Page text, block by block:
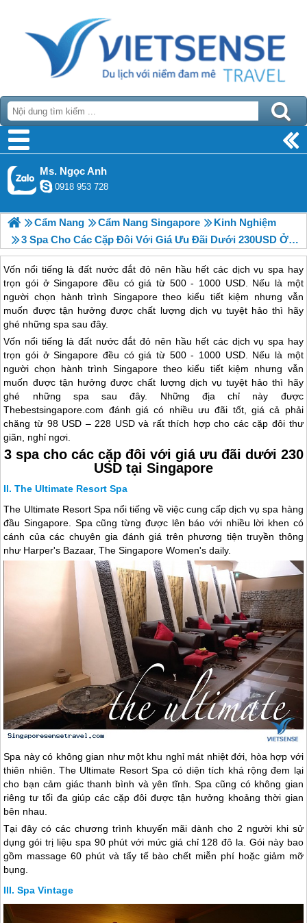
Ms. Ngọc Anh
0918 953 728
Cẩm Nang Cẩm Nang Singapore
Kinh Nghiệm
3 Spa Cho Các Cặp Đôi Với Giá Ưu Đãi Dưới 230USD Ở Singapore
Vốn nổi tiếng là đất nước đắt đỏ nên hầu hết các dịch vụ spa hay
trọn gói ở Singapore đều có giá từ 500 - 1000 USD. Nếu là một
người chọn hành trình Singapore theo kiểu tiết kiệm nhưng vẫn
muốn được tận hưởng được chất lượng dịch vụ tuyệt hảo thì hãy
ghé những spa sau đây.
Vốn nổi tiếng là đất nước đắt đỏ nên hầu hết các dịch vụ spa hay
trọn gói ởSingapore đều có giá từ 500 - 1000 USD. Nếu là một
người chọn hành trình Singaporetheo kiểu tiết kiệm nhưng vẫn
muốn được tận hưởng được chất lượng dịch vụ tuyệt hảo thì hãy
ghé những spa sau đây. Những địa chỉ này được
Thebestsingapore.com đánh giá có nhiều ưu đãi tốt, giá cả phải
chăng từ 98 USD – 228 USD và rất thích hợp cho các cặp đôi thư
giãn, nghỉ ngơi.
3 spa cho các cặp đôi với giá ưu đãi dưới 230
USD tại Singapore
The Ultimate Resort Spa
The Ultimate Resort Spa nổi tiếng về việc cung cấp dịch vụ spa hàng
đầuSingapore. Spa cũng từng được lên báo với nhiều lời khen có
cánh của các chuyên gia đánh giá trên phương tiện truyền thông
như Harper's Bazaar, TheSingapore Women's daily.
Spa này có không gian như một khu nghỉ mát nhiệt đới, hòa hợp với
thiên nhiên. The Ultimate Resort Spa có diện tích khá rộng đem lại
cho bạn cảm giác thanh bình và yên tĩnh. Spa cũng có không gian
riêng tư tối đa giúp các cặp đôi được tận hưởng khoảng thời gian
bên nhau.
Tại đây có các chương trình khuyến mãi dành cho 2 người khi sử
dụng gói trị liệu spa 90 phút với mức giá chỉ 128 đô la. Gói này bao
gồm massage 60 phút và tẩy tế bào chết miễn phí hoặc giảm mỡ
bụng.
Spa Vintage